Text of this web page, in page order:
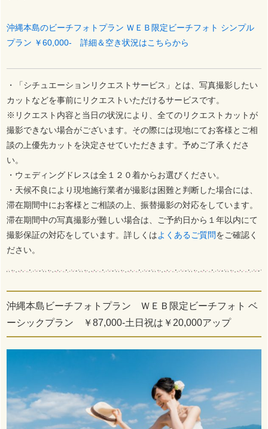
沖縄本島のビーチフォトプラン ＷＥＢ限定ビーチフォト シンプル
プラン ￥60,000- 詳細＆空き状況はこちらから
・「シチュエーションリクエストサービス」とは、写真撮影したい
カットなどを事前にリクエストいただけるサービスです。
※リクエスト内容と当日の状況により、全てのリクエストカットが
撮影できない場合がございます。その際には現地にてお客様とご相
談の上優先カットを決定させていただきます。予めご了承くださ
い。
・ウェディングドレスは全１２０着からお選びください。
・天候不良により現地施行業者が撮影は困難と判断した場合には、
滞在期間中にお客様とご相談の上、振替撮影の対応をしています。
滞在期間中の写真撮影が難しい場合は、ご予約日から１年以内にて
撮影保証の対応をしています。詳しくはよくあるご質問をご確認く
ださい。
沖縄本島ビーチフォトプラン ＷＥＢ限定ビーチフォト ベ
ーシックプラン ￥87,000-土日祝は￥20,000アップ